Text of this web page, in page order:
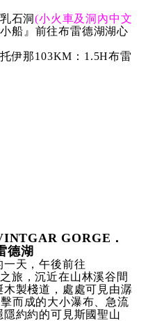
石洞(小火車及洞內中文
船』前往布雷德湖湖心
伊那103KM：1.5H布雷
GORGE．
德湖
天，午後前往
旅，沉近在山林溪谷間
製棧道，處處可見由潺
而成的大小瀑布、急流
約約的可見斯國聖山